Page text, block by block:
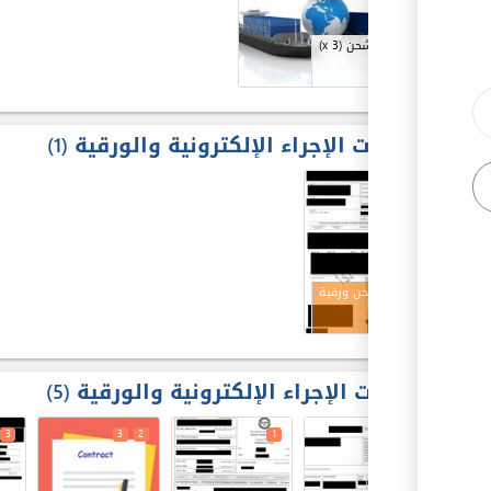
شركات الشحن(x 3)
مخرجات الإجراء الإلكترونية والورقية 1
بوليصة شحن ورقية
مدخلات الإجراء الإلكترونية والورقية 5
1
2
3
3